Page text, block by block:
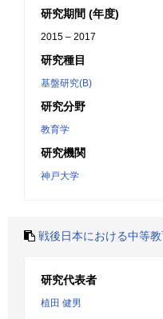
研究期間 (年度)
2015 – 2017
研究種目
基盤研究(B)
研究分野
教育学
研究機関
神戸大学
戦後日本における中等
研究代表者
植田 健男